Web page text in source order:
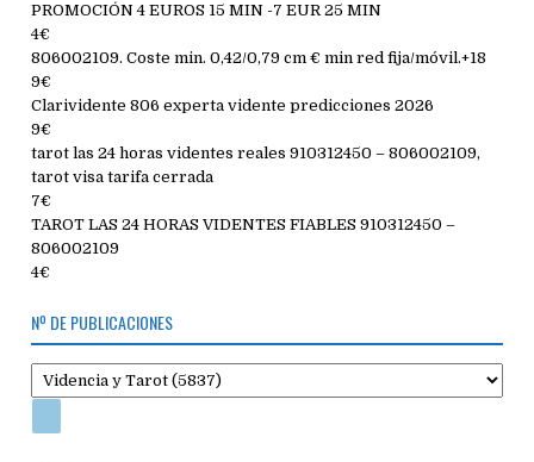
PROMOCIÓN 4 EUROS 15 MIN -7 EUR 25 MIN
4€
806002109. Coste min. 0,42/0,79 cm € min red fija/móvil.+18
9€
Clarividente 806 experta vidente predicciones 2026
9€
tarot las 24 horas videntes reales 910312450 – 806002109,
tarot visa tarifa cerrada
7€
TAROT LAS 24 HORAS VIDENTES FIABLES 910312450 –
806002109
4€
Nº DE PUBLICACIONES